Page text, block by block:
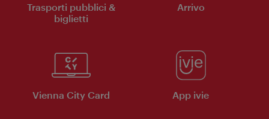
Trasporti pubblici &
biglietti
Arrivo
Vienna City Card App ivie